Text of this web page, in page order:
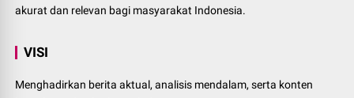
akurat dan relevan bagi masyarakat Indonesia.
VISI
Menghadirkan berita aktual, analisis mendalam, serta konten